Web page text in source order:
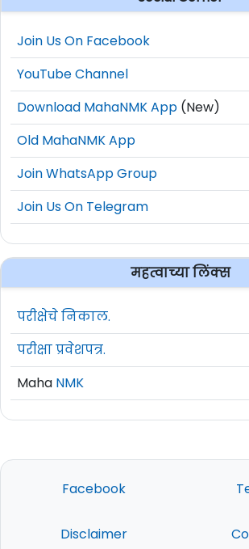
Join Us On Facebook
YouTube Channel
Download MahaNMK App (New)
Old MahaNMK App
Join WhatsApp Group
Join Us On Telegram
महत्वाच्या लिंक्स
परीक्षेचे निकाल.
परीक्षा प्रवेशपत्र.
Maha NMK
Facebook
Disclaimer